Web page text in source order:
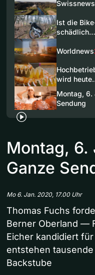
Swissnews
Ist die
schädlich…
Worldnews
wird
Montag,
Sendung
Montag,
Ganze
Mo 6. Jan. 2020, 17.00 Uhr
Thomas Fuchs
Berner Oberland —
Eicher kandidiert
entstehen
Backstube